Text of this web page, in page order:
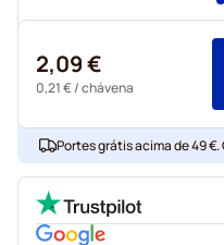
2,09 €
0,21 €/ chávena
Portes grátis acima de 49